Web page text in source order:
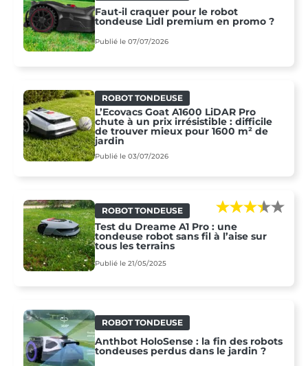
Faut-il craquer pour le robot
tondeuse Lidl premium en promo ?
Publié le 07/07/2026
ROBOT TONDEUSE
L’Ecovacs Goat A1600 LiDAR Pro
chute à un prix irrésistible : difficile
de trouver mieux pour 1600 m² de
jardin
Publié le 03/07/2026
ROBOT TONDEUSE
Test du Dreame A1 Pro : une
tondeuse robot sans fil à l’aise sur
tous les terrains
Publié le 21/05/2025
ROBOT TONDEUSE
Anthbot HoloSense : la fin des robots
tondeuses perdus dans le jardin ?